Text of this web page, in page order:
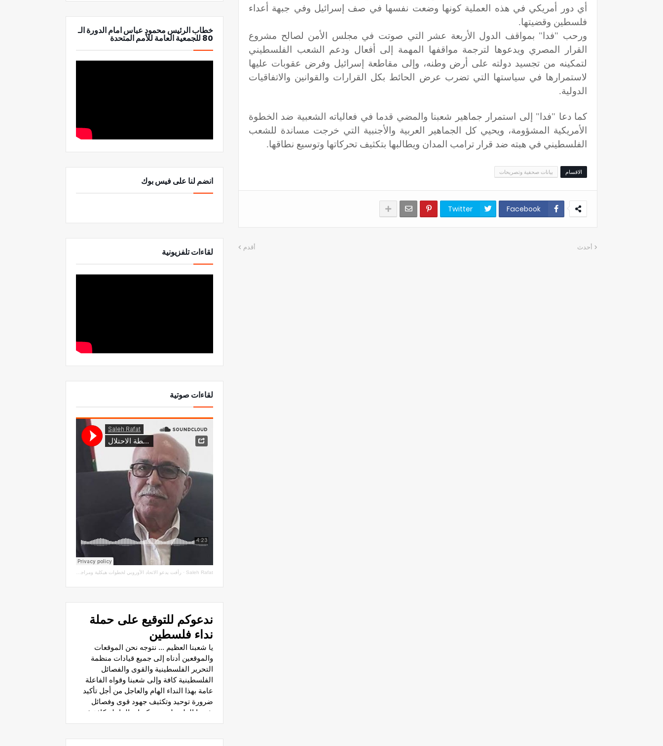
أي دور أمريكي في هذه العملية كونها وضعت نفسها في صف إسرائيل وفي جبهة أعداء
فلسطين وقضيتها.
ورحب "فدا" بمواقف الدول الأربعة عشر التي صوتت في مجلس الأمن لصالح مشروع
القرار المصري ويدعوها لترجمة مواقفها المهمة إلى أفعال ودعم الشعب الفلسطيني
لتمكينه من تجسيد دولته على أرض وطنه، وإلى مقاطعة إسرائيل وفرض عقوبات عليها
لاستمرارها في سياستها التي تضرب عرض الحائط بكل القرارات والقوانين والاتفاقيات
الدولية.
كما دعا "فدا" إلى استمرار جماهير شعبنا والمضي قدما في فعالياته الشعبية ضد الخطوة
الأمريكية المشؤومة، ويحيي كل الجماهير العربية والأجنبية التي خرجت مساندة للشعب
الفلسطيني في هبته ضد قرار ترامب المدان ويطالبها بتكثيف تحركاتها وتوسيع نطاقها.
الاقسام بيانات صحفية وتصريحات
Facebook
Twitter
أحدث أقدم
خطاب الرئيس محمود عباس امام الدورة الـ
80 للجمعية العامة للأمم المتحدة
انضم لنا على فيس بوك
لقاءات تلفزيونية
لقاءات صوتية
Saleh Rafat
· رأفت يدعو الاتحاد الأوروبي لخطوات هيكلية ومراجعة اتفاقيات الشراكة مع سلطة الاحتلال